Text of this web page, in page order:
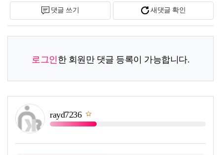
댓글 쓰기 새댓글 확인
로그인 한 회원만 댓글 등록이 가능합니다.
rayd7236